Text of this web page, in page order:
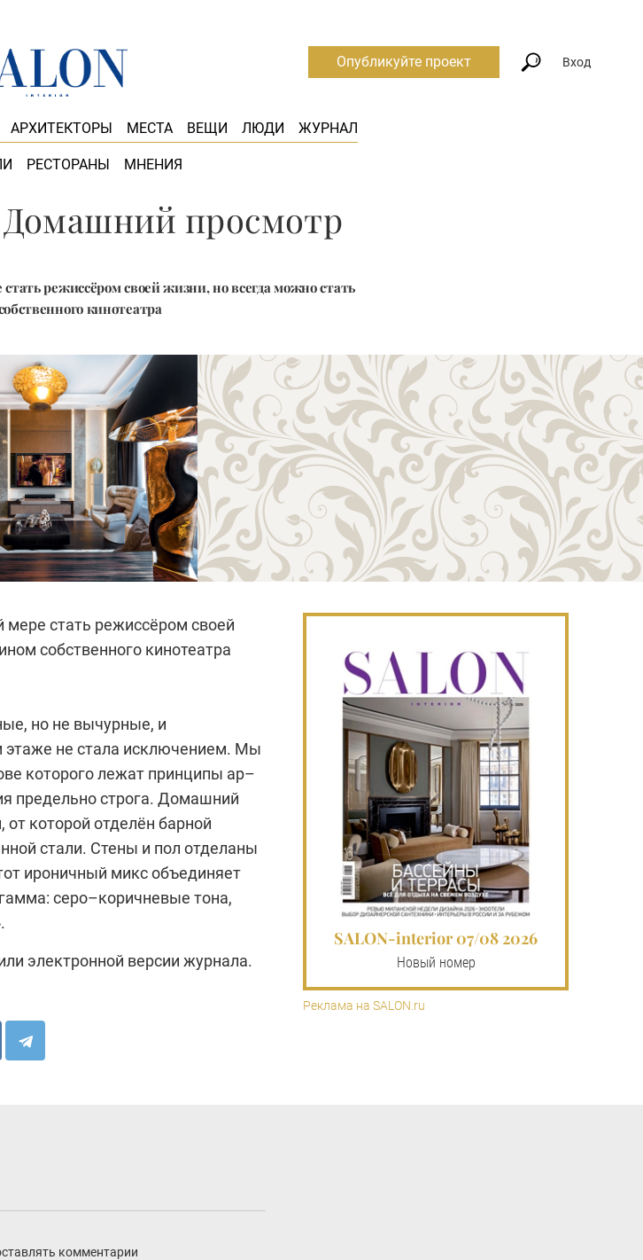
АРХИТЕКТОРЫ МЕСТА ВЕЩИ ЛЮДИ ЖУРНАЛ
РЕСТОРАНЫ МНЕНИЯ
Опубликуйте проект Вход
Домашний просмотр
режиссёром своей жизни, но всегда можно стать
кинотеатра
мере стать режиссёром своей
собственного кинотеатра
но не вычурные, и
этаже не стала исключением. Мы
которого лежат принципы ар–
предельно строга. Домашний
от которой отделён барной
стали. Стены и пол отделаны
ироничный микс объединяет
серо–коричневые тона,
электронной версии журнала.
SALON-interior 07/08 2026
Новый номер
Реклама на SALON.ru
комментарии